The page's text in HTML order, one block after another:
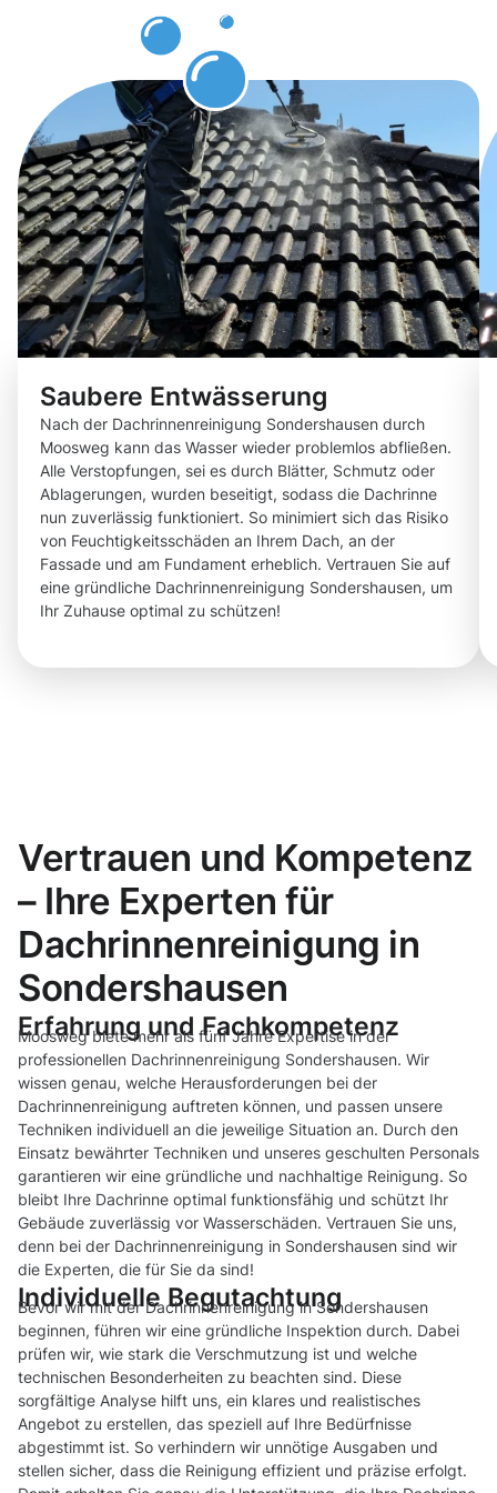
Saubere Entwässerung
Nach der Dachrinnenreinigung Sondershausen durch
Moosweg kann das Wasser wieder problemlos abfließen.
Alle Verstopfungen, sei es durch Blätter, Schmutz oder
Ablagerungen, wurden beseitigt, sodass die Dachrinne
nun zuverlässig funktioniert. So minimiert sich das Risiko
von Feuchtigkeitsschäden an Ihrem Dach, an der
Fassade und am Fundament erheblich. Vertrauen Sie auf
eine gründliche Dachrinnenreinigung Sondershausen, um
Ihr Zuhause optimal zu schützen!
Vertrauen und Kompetenz
– Ihre Experten für
Dachrinnenreinigung in
Sondershausen
Erfahrung und Fachkompetenz
Moosweg biete mehr als fünf Jahre Expertise in der
professionellen Dachrinnenreinigung Sondershausen. Wir
wissen genau, welche Herausforderungen bei der
Dachrinnenreinigung auftreten können, und passen unsere
Techniken individuell an die jeweilige Situation an. Durch den
Einsatz bewährter Techniken und unseres geschulten Personals
garantieren wir eine gründliche und nachhaltige Reinigung. So
bleibt Ihre Dachrinne optimal funktionsfähig und schützt Ihr
Gebäude zuverlässig vor Wasserschäden. Vertrauen Sie uns,
denn bei der Dachrinnenreinigung in Sondershausen sind wir
die Experten, die für Sie da sind!
Individuelle Begutachtung
Bevor wir mit der Dachrinnenreinigung in Sondershausen
beginnen, führen wir eine gründliche Inspektion durch. Dabei
prüfen wir, wie stark die Verschmutzung ist und welche
technischen Besonderheiten zu beachten sind. Diese
sorgfältige Analyse hilft uns, ein klares und realistisches
Angebot zu erstellen, das speziell auf Ihre Bedürfnisse
abgestimmt ist. So verhindern wir unnötige Ausgaben und
stellen sicher, dass die Reinigung effizient und präzise erfolgt.